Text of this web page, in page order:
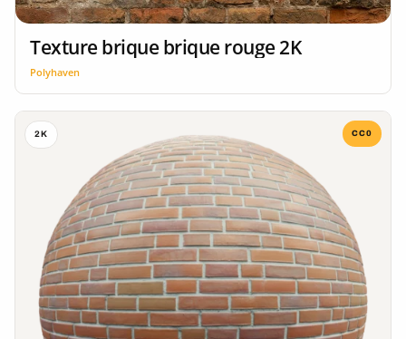
Texture brique brique rouge 2K
Polyhaven
2K CC0